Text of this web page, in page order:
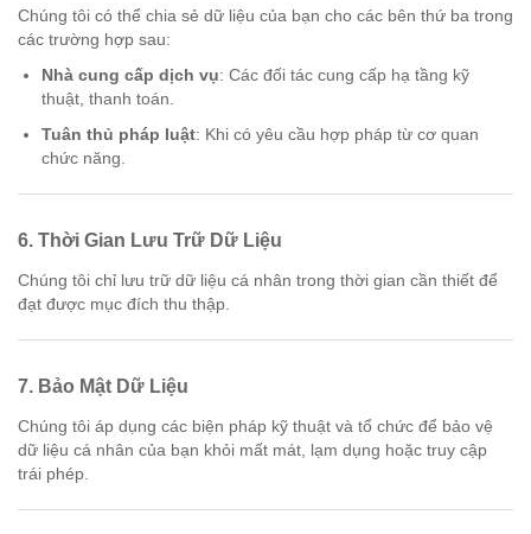
Chúng tôi có thể chia sẻ dữ liệu của bạn cho các bên thứ ba trong
các trường hợp sau:
Nhà cung cấp dịch vụ: Các đối tác cung cấp hạ tầng kỹ
thuật, thanh toán.
Tuân thủ pháp luật: Khi có yêu cầu hợp pháp từ cơ quan
chức năng.
6. Thời Gian Lưu Trữ Dữ Liệu
Chúng tôi chỉ lưu trữ dữ liệu cá nhân trong thời gian cần thiết để
đạt được mục đích thu thập.
7. Bảo Mật Dữ Liệu
Chúng tôi áp dụng các biện pháp kỹ thuật và tổ chức để bảo vệ
dữ liệu cá nhân của bạn khỏi mất mát, lạm dụng hoặc truy cập
trái phép.